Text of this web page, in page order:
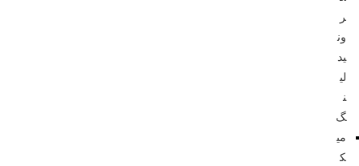
ر
ون
ید
لی
ن
گ
می
ک